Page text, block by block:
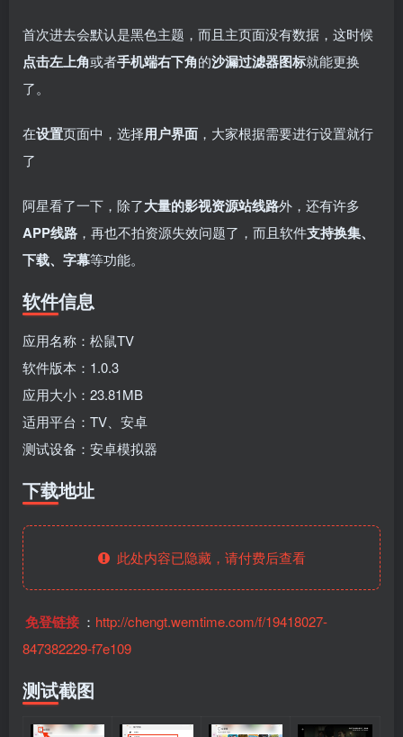
fongmi、
OK接口
接口
个月
2
v1.0.9电视盒
子破解版下
载，继续免费
白嫖直播和点
播！
付费阅读 3 盒子应用 # 电视盒子 # 电视软件 # 小苹果
3年前
电视直播软件
下载，啥频道
分类都有哦！
付费阅读 3 盒子应用 # 电视盒子
源地址分享-
ITV源3/12
IPTV源
首次进去会默认是黑色主题，而且主页面没有数据，这时候
点击左上角或者手机端右下角的沙漏过滤器图标就能更换
了。
在设置页面中，选择用户界面 ，大家根据需要进行设置就行
了
阿星看了一下，除了大量的影视资源站线路外，还有许多
APP线路 ，再也不拍资源失效问题了，而且软件支持换集、
下载、字幕等功能​。
软件信息
应用名称：松鼠TV
软件版本：1.0.3
应用大小：23.81MB
适用平台：TV、安卓
测试设备：安卓模拟器
下载地址
此处内容已隐藏，请付费后查看
免登链接 ： http://chengt.wemtime.com/f/19418027-
847382229-f7e109
测试截图